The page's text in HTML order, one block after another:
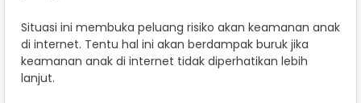
Situasi ini membuka peluang risiko akan keamanan anak
di internet. Tentu hal ini akan berdampak buruk jika
keamanan anak di internet tidak diperhatikan lebih
lanjut.